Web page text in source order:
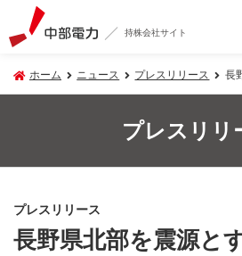
持株会社サイト
ホーム ニュース プレスリリース 長
プレスリリ
プレスリリース
長野県北部を震源と